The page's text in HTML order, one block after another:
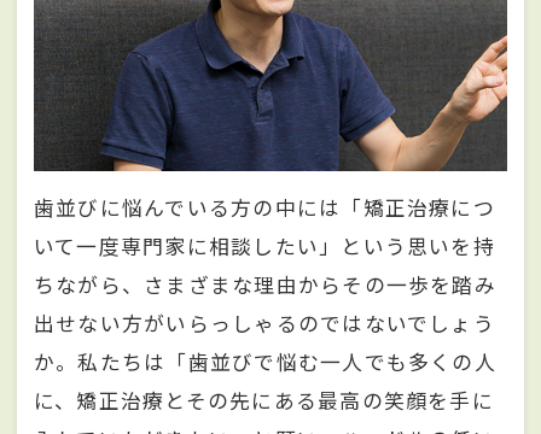
歯並びに悩んでいる方の中には「矯正治療につ
いて一度専門家に相談したい」という思いを持
ちながら、さまざまな理由からその一歩を踏み
出せない方がいらっしゃるのではないでしょう
か。私たちは「歯並びで悩む一人でも多くの人
に、矯正治療とその先にある最高の笑顔を手に